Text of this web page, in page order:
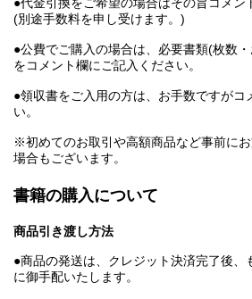
(別途手数料を申し受けます。)
●公費でご購入の場合は、必要書類(枚数
をコメント欄にご記入ください。
●領収書をご入用の方は、お手数ですがコ
い。
※初めてのお取引や高額商品など事前に
場合もございます。
書籍の購入について
商品引き渡し方法
●商品の発送は、クレジット決済完了後、
に御手配いたします。